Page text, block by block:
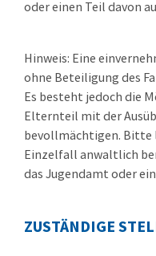
oder einen Teil davon
Hinweis: Eine
ohne Beteiligung des
Es besteht jedoch die
Elternteil mit der
bevollmächtigen. Bitte
Einzelfall anwaltlich
das Jugendamt oder
ZUSTÄNDIGE